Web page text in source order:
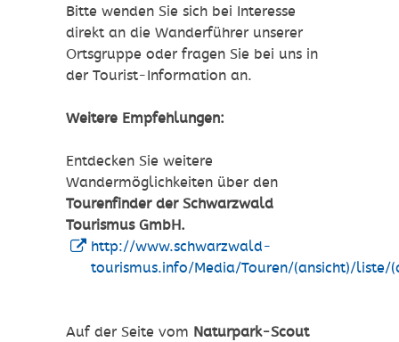
Bitte wenden Sie sich bei Interesse
direkt an die Wanderführer unserer
Ortsgruppe oder fragen Sie bei uns in
der Tourist-Information an.
Weitere Empfehlungen:
Entdecken Sie weitere
Wandermöglichkeiten über den
Tourenfinder der Schwarzwald
Tourismus GmbH.
http://www.schwarzwald-
tourismus.info/Media/Touren/(ansicht)/
Auf der Seite vom Naturpark-Scout